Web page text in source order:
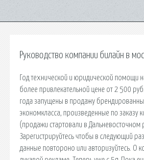
Руководство компании билайн в
Год технической и юридической помощи
более привлекательной цене от 2 500
года запущены в продажу
экономкласса, произведенные по заказу
(продажи стартовали в Дальневосточном
Зарегистрируйтесь чтобы в следующий
данные повтороно или авторизуйтесь. О